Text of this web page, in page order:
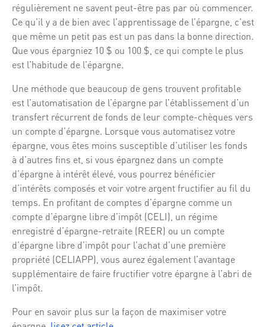
régulièrement ne savent peut-être pas par où commencer.
Ce qu’il y a de bien avec l’apprentissage de l’épargne, c’est
que même un petit pas est un pas dans la bonne direction.
Que vous épargniez 10 $ ou 100 $, ce qui compte le plus
est l’habitude de l’épargne.
Une méthode que beaucoup de gens trouvent profitable
est l’automatisation de l’épargne par l’établissement d’un
transfert récurrent de fonds de leur compte-chèques vers
un compte d’épargne. Lorsque vous automatisez votre
épargne, vous êtes moins susceptible d’utiliser les fonds
à d’autres fins et, si vous épargnez dans un compte
d’épargne à intérêt élevé, vous pourrez bénéficier
d’intérêts composés et voir votre argent fructifier au fil du
temps. En profitant de comptes d’épargne comme un
compte d’épargne libre d’impôt (CELI), un régime
enregistré d’épargne-retraite (REER) ou un compte
d’épargne libre d’impôt pour l’achat d’une première
propriété (CELIAPP), vous aurez également l’avantage
supplémentaire de faire fructifier votre épargne à l’abri de
l’impôt.
Pour en savoir plus sur la façon de maximiser votre